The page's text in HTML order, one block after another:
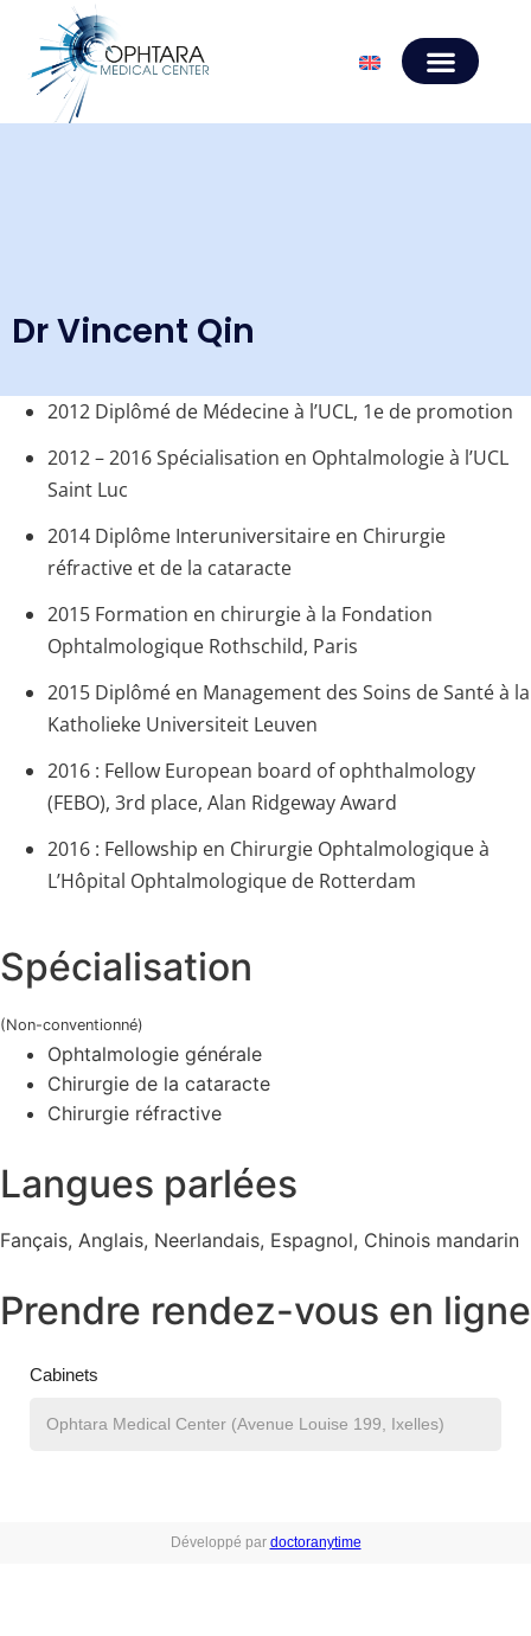
Dr Vincent Qin
2012 Diplômé de Médecine à l’UCL, 1e de promotion
2012 – 2016 Spécialisation en Ophtalmologie à l’UCL
Saint Luc
2014 Diplôme Interuniversitaire en Chirurgie
réfractive et de la cataracte
2015 Formation en chirurgie à la Fondation
Ophtalmologique Rothschild, Paris
2015 Diplômé en Management des Soins de Santé à la
Katholieke Universiteit Leuven
2016 : Fellow European board of ophthalmology
(FEBO), 3rd place, Alan Ridgeway Award
2016 : Fellowship en Chirurgie Ophtalmologique à
L’Hôpital Ophtalmologique de Rotterdam
Spécialisation
(Non-conventionné)
Ophtalmologie générale
Chirurgie de la cataracte
Chirurgie réfractive
Langues parlées
Fançais, Anglais, Neerlandais, Espagnol, Chinois mandarin
Prendre rendez-vous en ligne